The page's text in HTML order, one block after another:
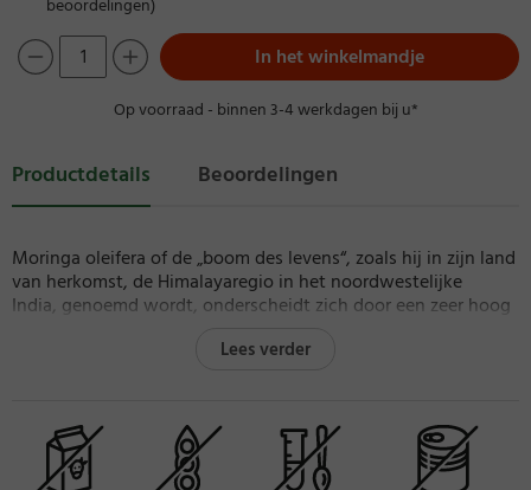
In het winkelmandje
Op voorraad - binnen 3-4 werkdagen bij u*
Productdetails Beoordelingen
Moringa oleifera of de „boom des levens“, zoals hij in zijn land
van herkomst, de Himalayaregio in het noordwestelijke
India, genoemd wordt, onderscheidt zich door een zeer hoog
essentiële aminozuren als leucine en arginine zijn in de
koper, ijzer, kalium, magnesium, mangaan en zink te vinden.
Zonder weerga is ook de buitengewoon hoge ORAC-waarde
van 50.000 µmol TE/100 g.
Lees verder